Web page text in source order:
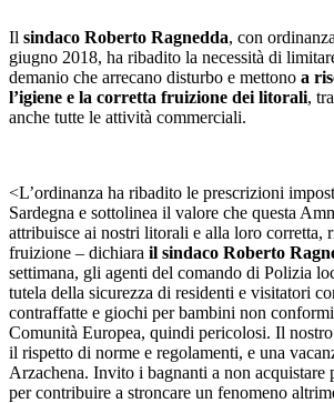
Il sindaco Roberto Ragnedda, con
giugno 2018, ha ribadito la necessità di
demanio che arrecano disturbo e mettono a
l’igiene e la corretta fruizione dei litorali,
anche tutte le attività commerciali.
<L’ordinanza ha ribadito le prescrizioni
Sardegna e sottolinea il valore che questa
attribuisce ai nostri litorali e alla loro corretta,
fruizione – dichiara il sindaco Roberto
settimana, gli agenti del comando di Polizia
tutela della sicurezza di residenti e visitatori
contraffatte e giochi per bambini non
Comunità Europea, quindi pericolosi. Il
il rispetto di norme e regolamenti, e una
Arzachena. Invito i bagnanti a non acquistare
per contribuire a stroncare un fenomeno